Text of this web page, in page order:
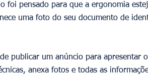
foi pensado para que a ergonomia
uma foto do seu documento de
publicar um anúncio para apresentar
anexa fotos e todas as